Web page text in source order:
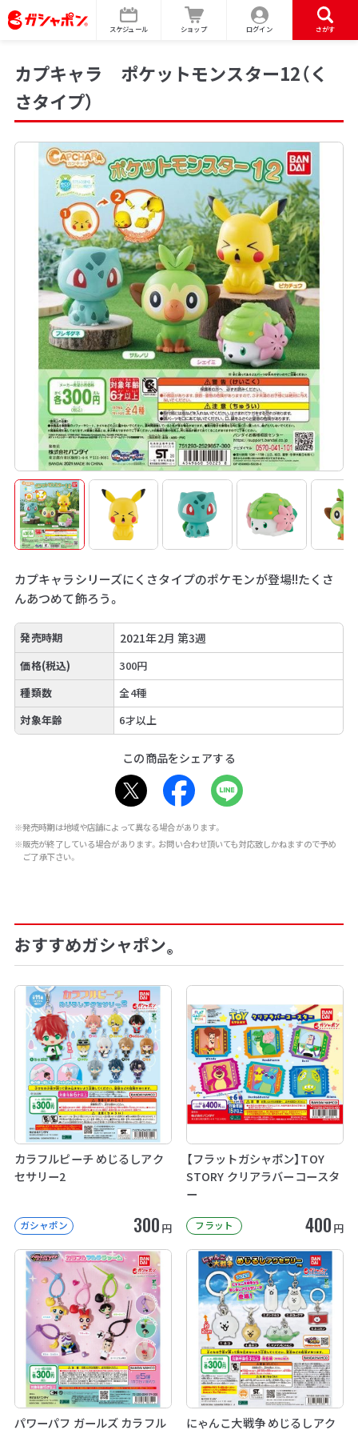
スケジュール ショップ ログイン さがす
カプキャラ ポケットモンスター12（く
さタイプ）
カプキャラシリーズにくさタイプのポケモンが登場!!たくさ
んあつめて飾ろう。
発売時期 2021年2月 第3週
価格(税込)
300円
種類数
全4種
対象年齢
6才以上
この商品をシェアする
※発売時期は地域や店舗によって異なる場合があります。
※販売が終了している場合があります。お問い合わせ頂いても対応致しかねますので予め
ご了承下さい。
おすすめガシャポン®
カラフルピーチ めじるしアク
セサリー2
ガシャポン 300 円
【フラットガシャポン】TOY
STORY クリアラバーコースタ
ー
フラット 400 円
パワーパフ ガールズ カラフル
にゃんこ大戦争 めじるしアク